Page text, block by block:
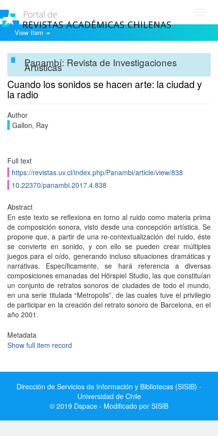
View Item
Panambí: Revista de Investigaciones
Artísticas
Cuando los sonidos se hacen arte: la ciudad y
la radio
Author
Gallon, Ray
Full text
https://revistas.uv.cl/index.php/Panambi/article/view/838
10.22370/panambi.2017.4.838
Abstract
En este texto se reflexiona en torno al ruido como materia prima
de composición sonora, visto desde una concepción artística. Se
propone que, a partir de una re‐contextualización del ruido, éste
se convierte en sonido, y con ello se pueden crear múltiples
juegos para el oído, generando incluso situaciones dramáticas y
narrativas. Específicamente, se hará referencia a diversas
composiciones emanadas del Hörspiel Studio, las que constituían
un conjunto de retratos sonoros de ciudades de todo el mundo,
en una serie titulada “Metropolis”, de las cuales tuve el privilegio
de participar en la creación del retrato sonoro de Barcelona, en el
año 2001.
Metadata
Show full item record
Dirección de Servicios de Información y Bibliotecas (SISIB) -
Universidad de Chile
© 2019 Dspace - Modificado por SISIB